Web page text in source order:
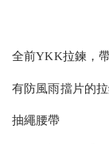
全前YKK拉鍊，
有防風雨擋片的
抽繩腰帶